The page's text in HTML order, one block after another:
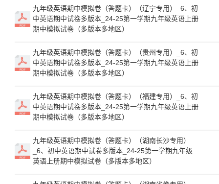
九年级英语期中模拟卷（答题卡）（辽宁专用）_6、初
中英语期中试卷多版本_24-25第一学期九年级英语上册
期中模拟试卷（多版本多地区）
九年级英语期中模拟卷（答题卡）（贵州专用）_6、初
中英语期中试卷多版本_24-25第一学期九年级英语上册
期中模拟试卷（多版本多地区）
九年级英语期中模拟卷（答题卡）（福建专用）_6、初
中英语期中试卷多版本_24-25第一学期九年级英语上册
期中模拟试卷（多版本多地区）
九年级英语期中模拟卷（答题卡）（湖南长沙专用）
_6、初中英语期中试卷多版本_24-25第一学期九年级
英语上册期中模拟试卷（多版本多地区）